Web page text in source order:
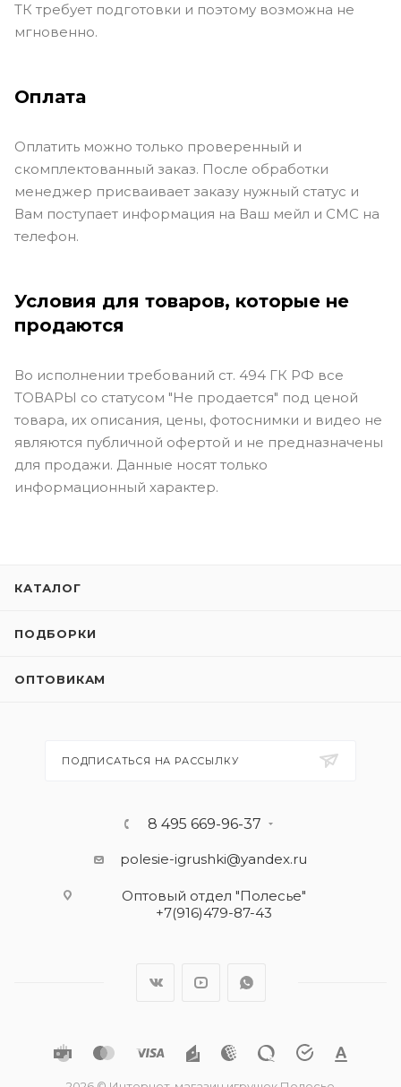
ТК требует подготовки и поэтому возможна не
мгновенно.
Оплата
Оплатить можно только проверенный и
скомплектованный заказ. После обработки
менеджер присваивает заказу нужный статус и
Вам поступает информация на Ваш мейл и СМС на
телефон.
Условия для товаров, которые не
продаются
Во исполнении требований ст. 494 ГК РФ все
ТОВАРЫ со статусом "Не продается" под ценой
товара, их описания, цены, фотоснимки и видео не
являются публичной офертой и не предназначены
для продажи. Данные носят только
информационный характер.
КАТАЛОГ
ПОДБОРКИ
ОПТОВИКАМ
ПОДПИСАТЬСЯ НА РАССЫЛКУ
8 495 669-96-37
polesie-igrushki@yandex.ru
Оптовый отдел "Полесье"
+7(916)479-87-43